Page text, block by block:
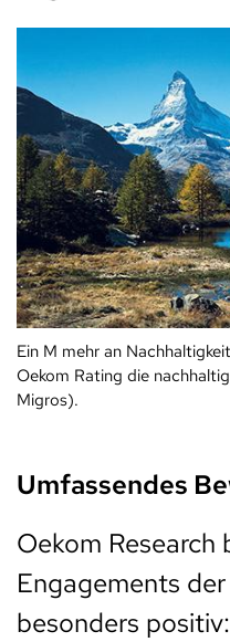
Ein M mehr an
Oekom Rating die
Migros).
Umfassendes
Oekom
Engagements
besonders positiv: